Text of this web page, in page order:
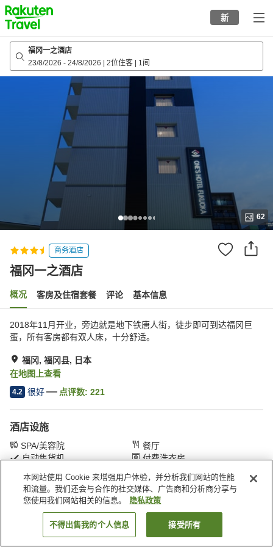
to
top
page
新
福冈一之酒店
23/8/2026 - 24/8/2026 2位住客 1间
62
商务酒店
福冈一之酒店
概况 客房及住宿套餐 评论 基本信息
2018年11月开业，旁边就是地下铁唐人街，徒步即可到达福冈巨
蛋，所有客房都有双人床，十分舒适。
福冈, 福冈县, 日本
在地图上查看
4.2 很好 点评数: 221
酒店设施
SPA/美容院
餐厅
自动售货机
付费洗衣房
首页 日本 福冈县 福冈 福冈一之酒店
搜索客房
本网站使用 Cookie 来增强用户体验，并分析我们网站的性能
和流量。我们还会与合作的社交媒体、广告商和分析商分享与
您使用我们网站相关的信息。
隐私政策
不得出售我的个人信息 接受所有